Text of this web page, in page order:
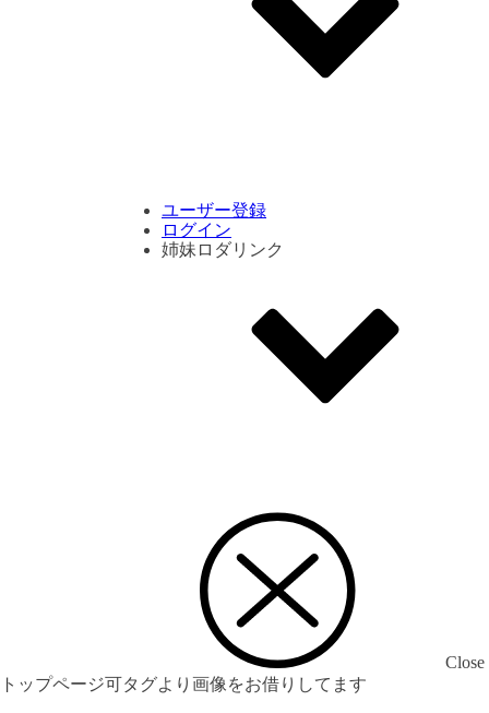
ユーザー登録
ログイン
姉妹ロダリンク
Close
トップページ可タグより画像をお借りしてます